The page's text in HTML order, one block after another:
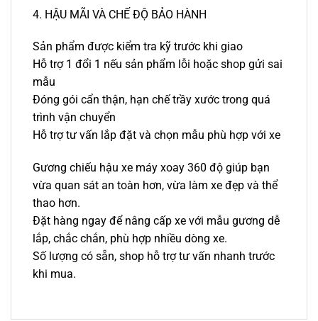
4. HẬU MÃI VÀ CHẾ ĐỘ BẢO HÀNH
Sản phẩm được kiểm tra kỹ trước khi giao
Hỗ trợ 1 đổi 1 nếu sản phẩm lỗi hoặc shop gửi sai
mẫu
Đóng gói cẩn thận, hạn chế trầy xước trong quá
trình vận chuyển
Hỗ trợ tư vấn lắp đặt và chọn mẫu phù hợp với xe
Gương chiếu hậu xe máy xoay 360 độ giúp bạn
vừa quan sát an toàn hơn, vừa làm xe đẹp và thể
thao hơn.
Đặt hàng ngay để nâng cấp xe với mẫu gương dễ
lắp, chắc chắn, phù hợp nhiều dòng xe.
Số lượng có sẵn, shop hỗ trợ tư vấn nhanh trước
khi mua.